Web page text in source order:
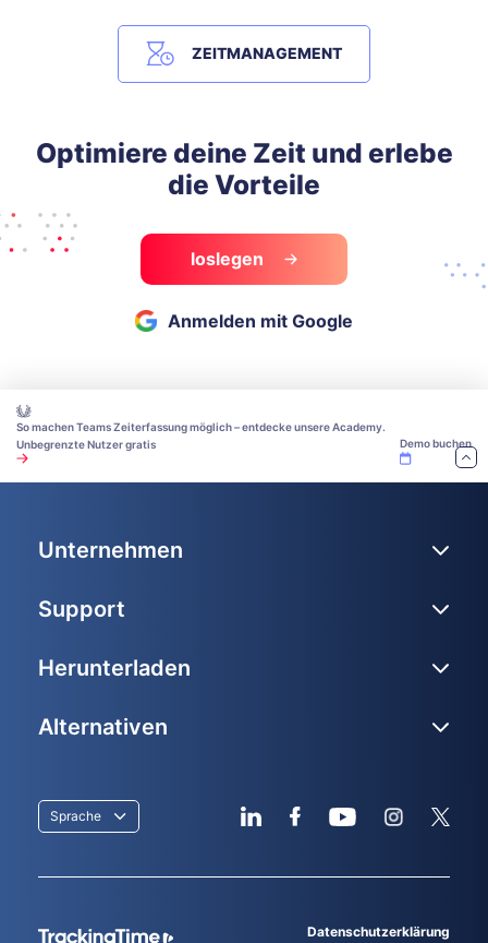
ZEITMANAGEMENT
Optimiere deine Zeit und erlebe
die Vorteile
loslegen
Anmelden mit Google
So machen Teams Zeiterfassung möglich – entdecke unsere Academy.
Unbegrenzte Nutzer gratis
Demo buchen
Datenschutzerklärung
Sprache
Unternehmen
Support
Herunterladen
Alternativen